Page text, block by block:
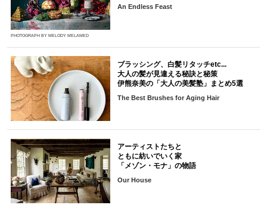
PHOTOGRAPH BY MELODY MELAMED
An Endless Feast
ブラッシング、白髪リタッチetc...
大人の髪が見違える秘訣と秘策
伊熊奈美の「大人の美髪塾」まとめ5選
The Best Brushes for Aging Hair
アーティストたちと
ともに紡いでいく家
「メゾン・モナ」の物語
Our House